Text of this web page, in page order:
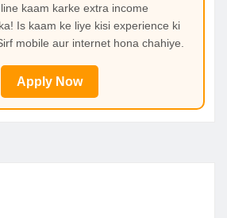
kaam karke extra income
Is kaam ke liye kisi experience ki
mobile aur internet hona chahiye.
Apply Now